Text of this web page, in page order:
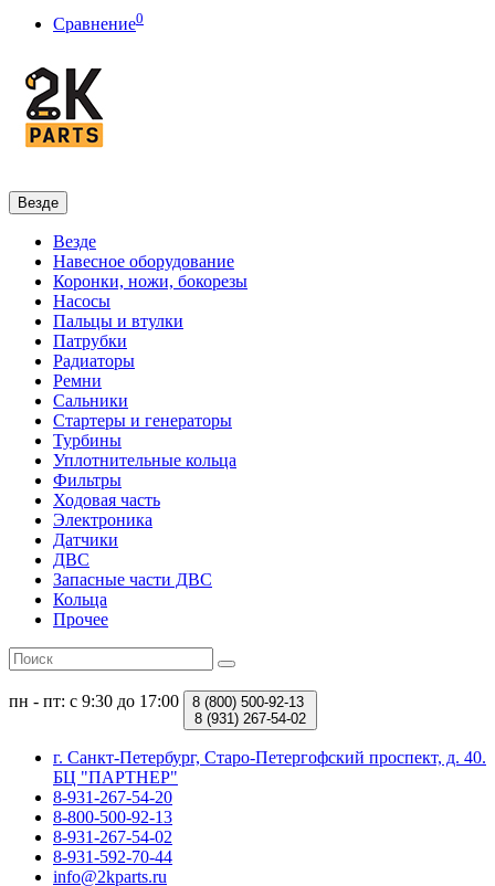
Сравнение0
Везде
Везде
Навесное оборудование
Коронки, ножи, бокорезы
Насосы
Пальцы и втулки
Патрубки
Радиаторы
Ремни
Сальники
Стартеры и генераторы
Турбины
Уплотнительные кольца
Фильтры
Ходовая часть
Электроника
Датчики
ДВС
Запасные части ДВС
Кольца
Прочее
пн - пт: с 9:30 до 17:00 8 (800) 500-92-13
8 (931) 267-54-02
г. Санкт-Петербург, Старо-Петергофский проспект, д. 40.
БЦ "ПАРТНЕР"
8-931-267-54-20
8-800-500-92-13
8-931-267-54-02
8-931-592-70-44
info@2kparts.ru